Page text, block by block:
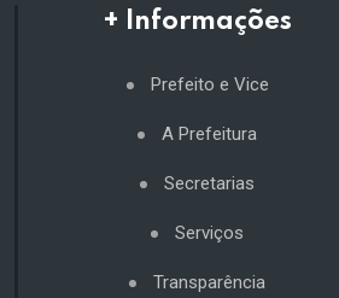
+ Informações
Prefeito e Vice
A Prefeitura
Secretarias
Serviços
Transparência